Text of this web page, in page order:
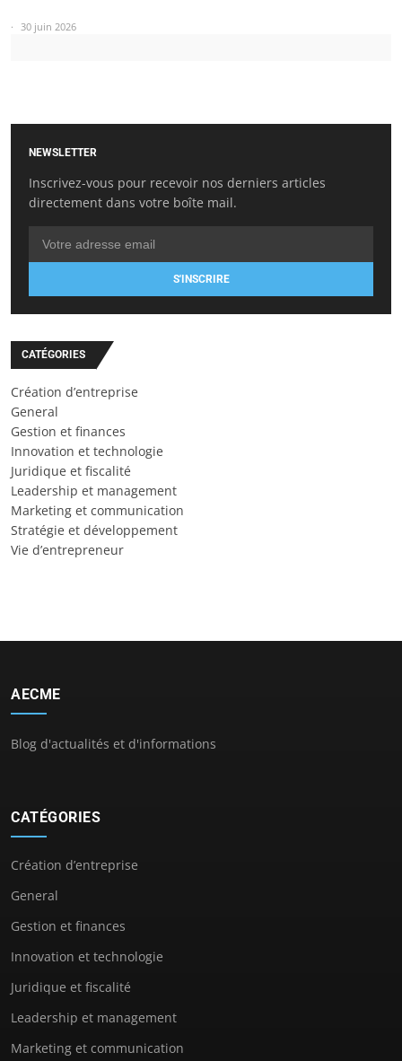
30 juin 2026
NEWSLETTER
Inscrivez-vous pour recevoir nos derniers articles
directement dans votre boîte mail.
S'INSCRIRE
CATÉGORIES
Création d’entreprise
General
Gestion et finances
Innovation et technologie
Juridique et fiscalité
Leadership et management
Marketing et communication
Stratégie et développement
Vie d’entrepreneur
AECME
Blog d'actualités et d'informations
CATÉGORIES
Création d’entreprise
General
Gestion et finances
Innovation et technologie
Juridique et fiscalité
Leadership et management
Marketing et communication